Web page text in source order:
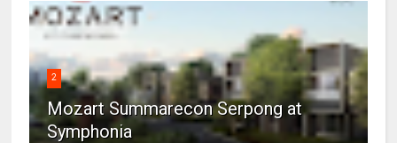
2
Mozart Summarecon Serpong at
Symphonia